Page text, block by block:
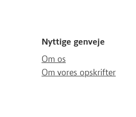
Nyttige genveje
Om os
Om vores opskrifter